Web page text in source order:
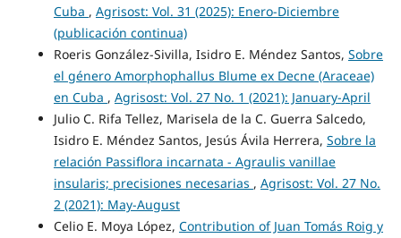
Cuba , Agrisost: Vol. 31 (2025): Enero-Diciembre
(publicación continua)
Roeris González-Sivilla, Isidro E. Méndez Santos, Sobre
el género Amorphophallus Blume ex Decne (Araceae)
en Cuba , Agrisost: Vol. 27 No. 1 (2021): January-April
Julio C. Rifa Tellez, Marisela de la C. Guerra Salcedo,
Isidro E. Méndez Santos, Jesús Ávila Herrera, Sobre la
relación Passiflora incarnata - Agraulis vanillae
insularis; precisiones necesarias , Agrisost: Vol. 27 No.
2 (2021): May-August
Celio E. Moya López, Contribution of Juan Tomás Roig y